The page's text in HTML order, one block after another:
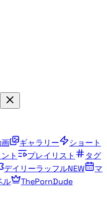
ギャラリー
ショート
ト プレイリスト
タグ
デイリーラッフルNEW
マ
ル ThePornDude